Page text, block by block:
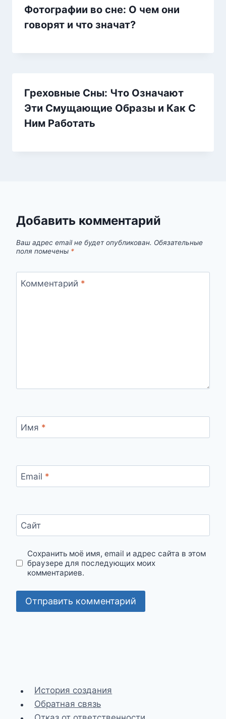
Фотографии во сне: О чем они
говорят и что значат?
Греховные Сны: Что Означают
Эти Смущающие Образы и Как С
Ним Работать
Добавить комментарий
Ваш адрес email не будет опубликован. Обязательные
поля помечены *
Комментарий *
Имя *
Email *
Сайт
Сохранить моё имя, email и адрес сайта в этом
браузере для последующих моих
комментариев.
История создания
Обратная связь